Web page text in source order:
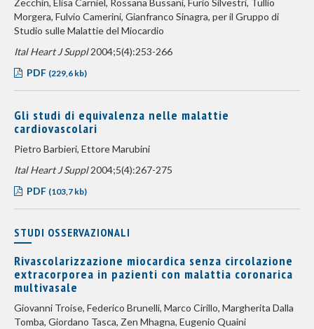
Zecchin, Elisa Carniel, Rossana Bussani, Furio Silvestri, Tullio
Morgera, Fulvio Camerini, Gianfranco Sinagra, per il Gruppo di
Studio sulle Malattie del Miocardio
Ital Heart J Suppl2004;5(4):253-266
PDF (229,6 kb)
Gli studi di equivalenza nelle malattie
cardiovascolari
Pietro Barbieri, Ettore Marubini
Ital Heart J Suppl2004;5(4):267-275
PDF (103,7 kb)
STUDI OSSERVAZIONALI
Rivascolarizzazione miocardica senza circolazione
extracorporea in pazienti con malattia coronarica
multivasale
Giovanni Troise, Federico Brunelli, Marco Cirillo, Margherita Dalla
Tomba, Giordano Tasca, Zen Mhagna, Eugenio Quaini